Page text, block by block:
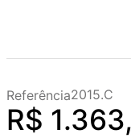
Referência2015.C
R$ 1.363,
7º
deca you
8º
black matte
9º
red gold